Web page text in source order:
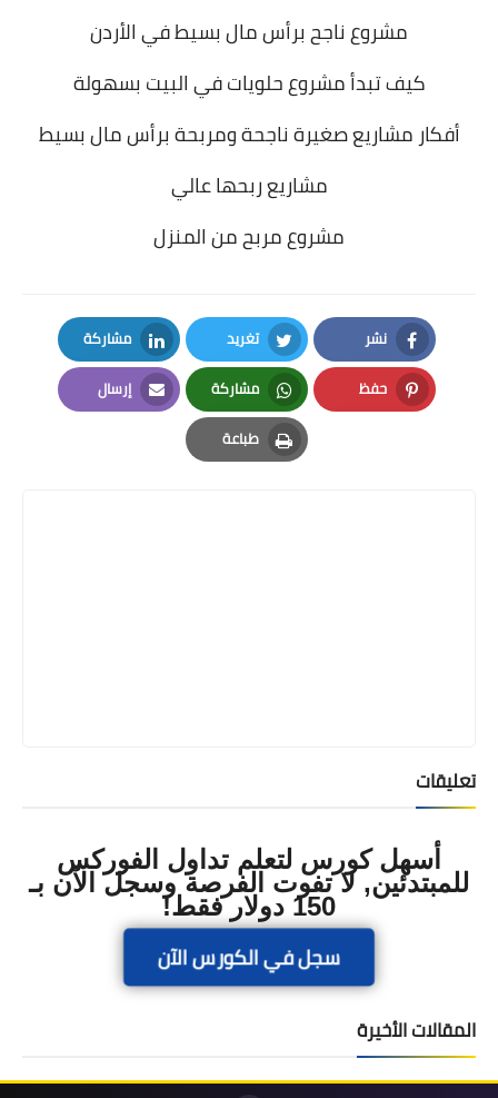
مشروع ناجح برأس مال بسيط في الأردن
كيف تبدأ مشروع حلويات في البيت بسهولة
أفكار مشاريع صغيرة ناجحة ومربحة برأس مال بسيط
مشاريع ربحها عالي
مشروع مربح من المنزل
نشر
Facebook
تغريد
Twitter
مشاركة
LinkedIn
حفظ
Pinterest
مشاركة
Whatsapp
إرسال
Email
طباعة
Print
تعليقات
أسهل كورس لتعلم تداول الفوركس
للمبتدئين, لا تفوت الفرصة وسجل الآن بـ
150 دولار فقط!
سجل في الكورس الآن
المقالات الأخيرة